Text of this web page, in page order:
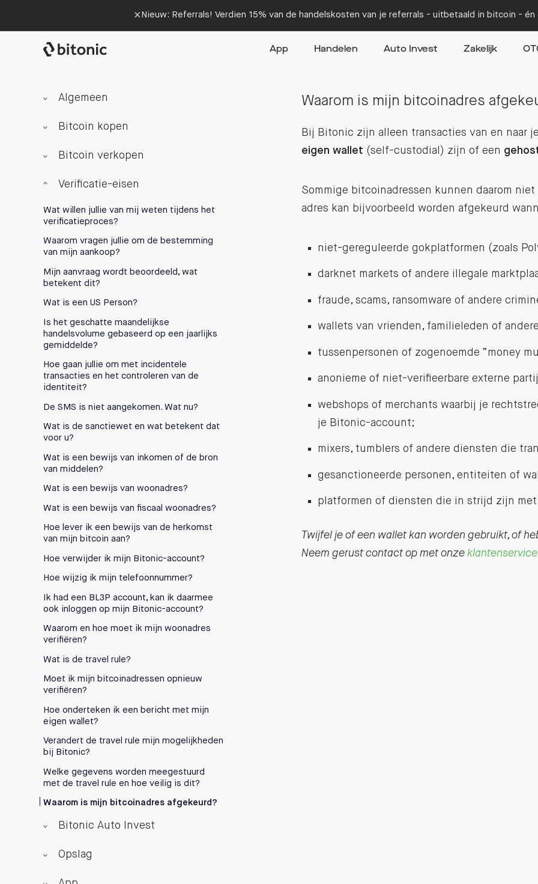
× Nieuw: Referrals! Verdien 15% van de handelskosten van je referrals - uitbetaald in bitcoin -
App Handelen Auto Invest Zakelijk
Waarom is mijn bitcoinadres
Bij Bitonic zijn alleen transacties van en naar
eigen wallet (self-custodial) zijn of een
Sommige bitcoinadressen kunnen daarom
adres kan bijvoorbeeld worden afgekeurd
niet-gereguleerde gokplatformen (zoals
darknet markets of andere illegale
fraude, scams, ransomware of andere
wallets van vrienden, familieleden of
tussenpersonen of zogenoemde “money
anonieme of niet-verifieerbare externe
webshops of merchants waarbij je
je Bitonic-account;
mixers, tumblers of andere diensten die
gesanctioneerde personen, entiteiten of
platformen of diensten die in strijd zijn
Twijfel je of een wallet kan worden gebruikt, of
Neem gerust contact op met onze klantenservice
Algemeen
Bitcoin kopen
Bitcoin verkopen
Verificatie-eisen
Wat willen jullie van mij weten tijdens het
verificatieproces?
Waarom vragen jullie om de bestemming
van mijn aankoop?
Mijn aanvraag wordt beoordeeld, wat
betekent dit?
Wat is een US Person?
Is het geschatte maandelijkse
handelsvolume gebaseerd op een jaarlijks
gemiddelde?
Hoe gaan jullie om met incidentele
transacties en het controleren van de
identiteit?
De SMS is niet aangekomen. Wat nu?
Wat is de sanctiewet en wat betekent dat
voor u?
Wat is een bewijs van inkomen of de bron
van middelen?
Wat is een bewijs van woonadres?
Wat is een bewijs van fiscaal woonadres?
Hoe lever ik een bewijs van de herkomst
van mijn bitcoin aan?
Hoe verwijder ik mijn Bitonic-account?
Hoe wijzig ik mijn telefoonnummer?
Ik had een BL3P account, kan ik daarmee
ook inloggen op mijn Bitonic-account?
Waarom en hoe moet ik mijn woonadres
verifiëren?
Wat is de travel rule?
Moet ik mijn bitcoinadressen opnieuw
verifiëren?
Hoe onderteken ik een bericht met mijn
eigen wallet?
Verandert de travel rule mijn mogelijkheden
bij Bitonic?
Welke gegevens worden meegestuurd
met de travel rule en hoe veilig is dit?
Waarom is mijn bitcoinadres afgekeurd?
Bitonic Auto Invest
Opslag